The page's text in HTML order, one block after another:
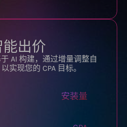
能出价
AI 构建，通过增量调整自
实现您的 CPA 目标。
安装量